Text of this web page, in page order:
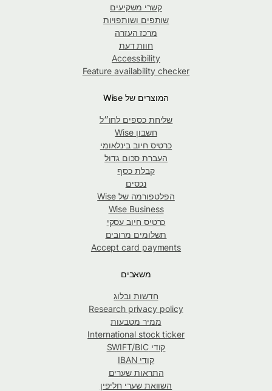
קשרי משקיעים
שותפים ושותפויות
מרכז העזרה
חוות דעת
Accessibility
Feature availability checker
המוצרים של Wise
שליחת כספים לחו״ל
חשבון Wise
כרטיס חיוב בינלאומי
העברת סכום גדול
קבלת כסף
נכסים
הפלטפורמה של Wise
Wise Business
כרטיס חיוב עסקי
תשלומים מרובים
Accept card payments
משאבים
חדשות ובלוג
Research privacy policy
ממיר מטבעות
International stock ticker
קודי SWIFT/BIC
קודי IBAN
התראות שערים
השוואת שערי חליפין